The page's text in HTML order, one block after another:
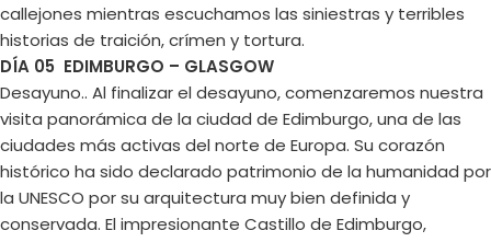
callejones mientras escuchamos las siniestras y terribles
historias de traición, crímen y tortura.
DÍA 05 EDIMBURGO – GLASGOW
Desayuno.. Al finalizar el desayuno, comenzaremos nuestra
visita panorámica de la ciudad de Edimburgo, una de las
ciudades más activas del norte de Europa. Su corazón
histórico ha sido declarado patrimonio de la humanidad por
la UNESCO por su arquitectura muy bien definida y
conservada. El impresionante Castillo de Edimburgo,